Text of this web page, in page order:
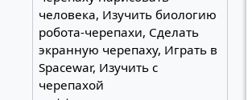
человека, Изучить биологию
робота-черепахи, Сделать
экранную черепаху, Играть в
Spacewar, Изучить с
черепахой